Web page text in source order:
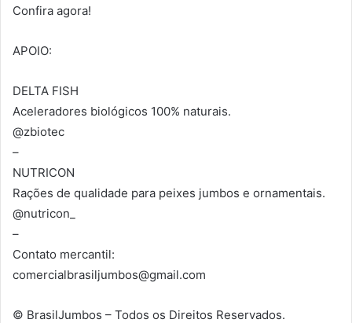
Confira agora!
APOIO:
DELTA FISH
Aceleradores biológicos 100% naturais.
@zbiotec
–
NUTRICON
Rações de qualidade para peixes jumbos e ornamentais.
@nutricon_
–
Contato mercantil:
comercialbrasiljumbos@gmail.com
© BrasilJumbos – Todos os Direitos Reservados.